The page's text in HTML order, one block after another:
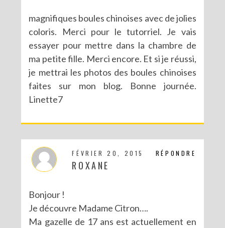
magnifiques boules chinoises avec de jolies
coloris. Merci pour le tutorriel. Je vais
essayer pour mettre dans la chambre de
ma petite fille. Merci encore. Et si je réussi,
je mettrai les photos des boules chinoises
faites sur mon blog. Bonne journée.
Linette7
RÉPONDRE
FÉVRIER 20, 2015
ROXANE
Bonjour !
Je découvre Madame Citron….
Ma gazelle de 17 ans est actuellement en